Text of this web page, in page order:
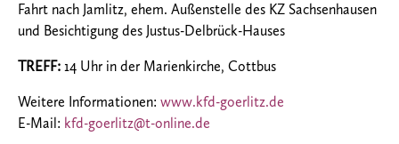
Fahrt nach Jamlitz, ehem. Außenstelle des KZ Sachsenhausen
und Besichtigung des Justus-Delbrück-Hauses
TREFF: 14 Uhr in der Marienkirche, Cottbus
Weitere Informationen: www.kfd-goerlitz.de
E-Mail: kfd-goerlitz@t-online.de